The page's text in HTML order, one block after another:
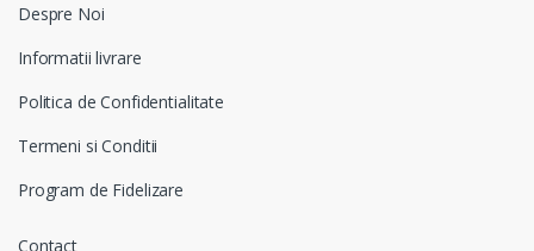
Despre Noi
Informatii livrare
Politica de Confidentialitate
Termeni si Conditii
Program de Fidelizare
Contact